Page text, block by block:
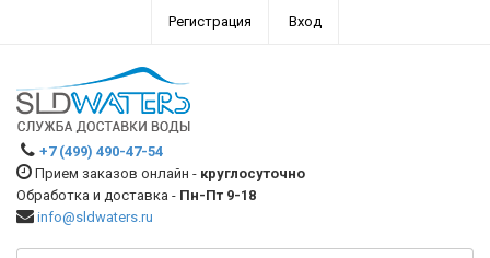
Регистрация Вход
+7 (499) 490-47-54
Прием заказов онлайн - круглосуточно
Обработка и доставка - Пн-Пт 9-18
info@sldwaters.ru